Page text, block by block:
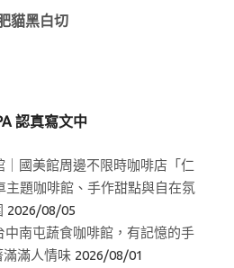
貓黑白切
認真寫文中
｜國美館周邊不限時咖啡店「仁
題咖啡館、手作甜點與自在氛
2026/08/05
南屯蔬食咖啡館，有記憶的手
滿人情味 2026/08/01